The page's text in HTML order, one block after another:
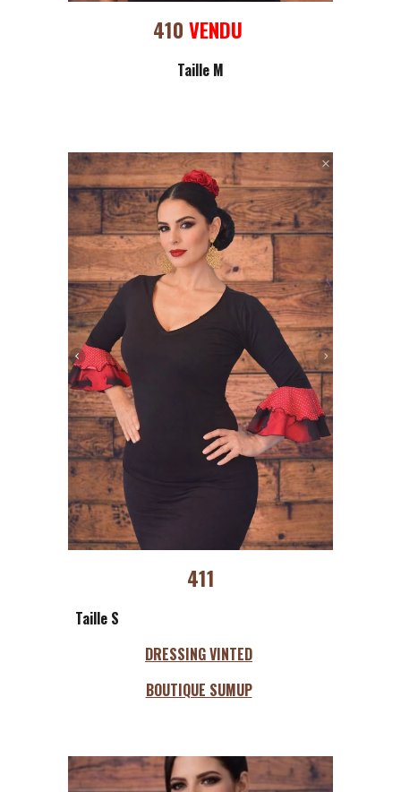
410 VENDU
Taille M
411
Taille S
DRESSING VINTED
BOUTIQUE SUMUP